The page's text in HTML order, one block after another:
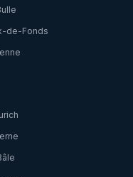
de-Fonds